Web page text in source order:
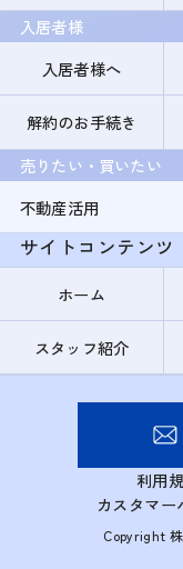
入居者様
入居者様へ
解約のお手続き
売りたい・買いたい
不動産活用
サイトコンテンツ
ホーム
スタッフ紹介
利用
カスタマ
Copyright